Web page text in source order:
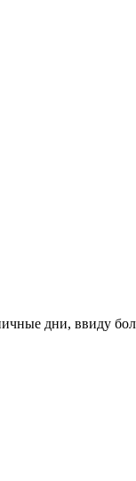
дни, ввиду